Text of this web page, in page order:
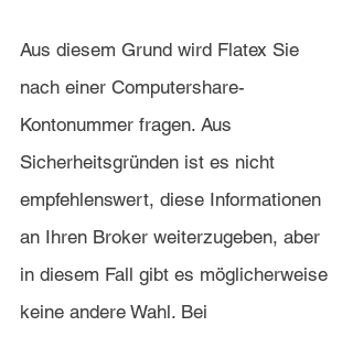
Aus diesem Grund wird Flatex Sie
nach einer Computershare-
Kontonummer fragen. Aus
Sicherheitsgründen ist es nicht
empfehlenswert, diese Informationen
an Ihren Broker weiterzugeben, aber
in diesem Fall gibt es möglicherweise
keine andere Wahl. Bei